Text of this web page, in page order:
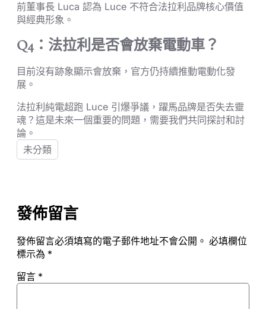
前董事長 Luca 認為 Luce 不符合法拉利品牌核心價值
與經典形象。
Q4：法拉利是否會放棄電動車？
目前沒有跡象顯示會放棄，官方仍持續推動電動化發
展。
法拉利純電超跑 Luce 引爆爭議，躍馬品牌是否失去靈
魂？這是未來一個重要的問題，需要我們共同探討和討
論。
未分類
發佈留言
發佈留言必須填寫的電子郵件地址不會公開。 必填欄位
標示為 *
留言 *